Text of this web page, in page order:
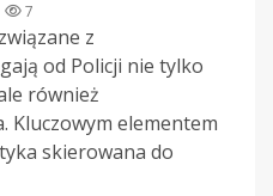
7
z
od Policji nie tylko
również
Kluczowym elementem
skierowana do